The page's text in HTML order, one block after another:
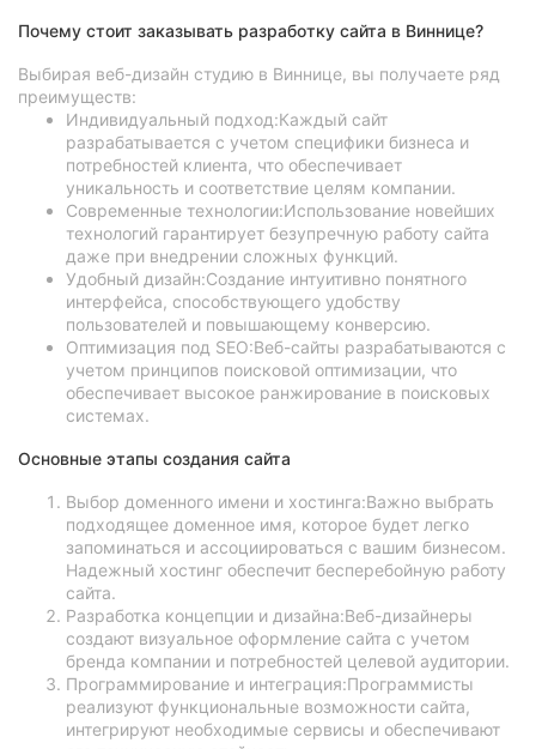
Почему стоит заказывать разработку сайта в Виннице?
Выбирая веб-дизайн студию в Виннице, вы получаете ряд
преимуществ:
Индивидуальный подход:Каждый сайт
разрабатывается с учетом специфики бизнеса и
потребностей клиента, что обеспечивает
уникальность и соответствие целям компании.
Современные технологии:Использование новейших
технологий гарантирует безупречную работу сайта
даже при внедрении сложных функций.
Удобный дизайн:Создание интуитивно понятного
интерфейса, способствующего удобству
пользователей и повышающему конверсию.
Оптимизация под SEO:Веб-сайты разрабатываются с
учетом принципов поисковой оптимизации, что
обеспечивает высокое ранжирование в поисковых
системах.
Основные этапы создания сайта
Выбор доменного имени и хостинга:Важно выбрать
подходящее доменное имя, которое будет легко
запоминаться и ассоциироваться с вашим бизнесом.
Надежный хостинг обеспечит бесперебойную работу
сайта.
Разработка концепции и дизайна:Веб-дизайнеры
создают визуальное оформление сайта с учетом
бренда компании и потребностей целевой аудитории.
Программирование и интеграция:Программисты
реализуют функциональные возможности сайта,
интегрируют необходимые сервисы и обеспечивают